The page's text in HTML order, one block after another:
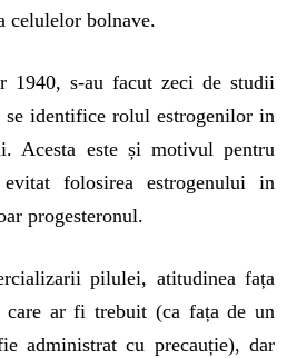
celulelor bolnave.
1940, s-au facut zeci de studii
se identifice rolul estrogenilor in
Acesta este și motivul pentru
folosirea estrogenului in
progesteronul.
pilulei, atitudinea fața
care ar fi trebuit (ca fața de un
administrat cu precauție), dar